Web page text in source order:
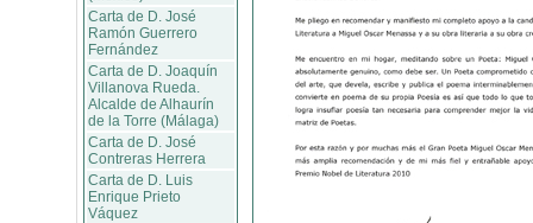
Carta de D. José
Ramón Guerrero
Fernández
Carta de D. Joaquín
Villanova Rueda.
Alcalde de Alhaurín
de la Torre (Málaga)
Carta de D. José
Contreras Herrera
Carta de D. Luis
Enrique Prieto
Váquez